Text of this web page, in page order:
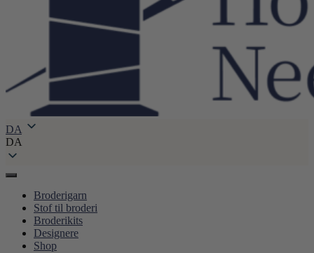
DA
DA
Broderigarn
Stof til broderi
Broderikits
Designere
Shop